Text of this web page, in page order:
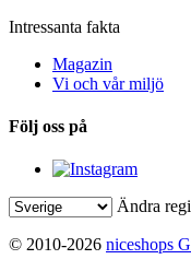
Intressanta fakta
Magazin
Vi och vår miljö
Följ oss på
Ändra
© 2010-2026 niceshops